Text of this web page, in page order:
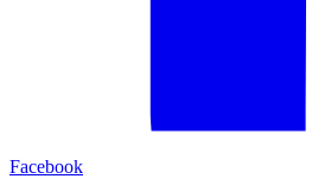
Facebook